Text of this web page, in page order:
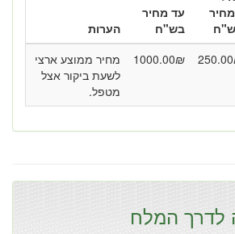
עד מחיר
בש"ח
הערות
250.00
1000.00₪
מחיר ממוצע ארצי
לשעת ביקור אצל
מטפל.
לדרך המלח